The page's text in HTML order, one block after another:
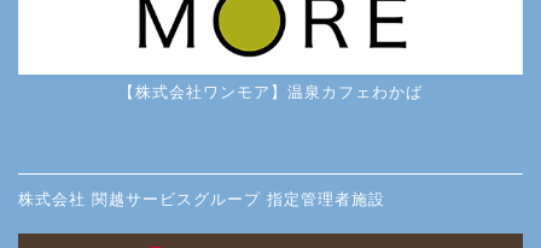
【株式会社ワンモア】温泉カフェわかば
株式会社 関越サービスグループ 指定管理者施設